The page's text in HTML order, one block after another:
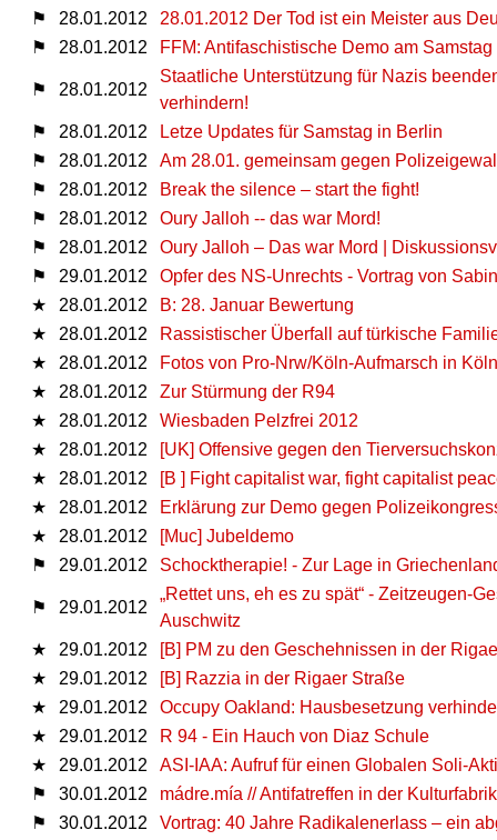
⚑
28.01.2012
28.01.2012 Der Tod ist ein Meister aus
⚑
28.01.2012 FFM: Antifaschistische Demo am Samstag
⚑ 28.01.2012
Staatliche Unterstützung für Nazis
verhindern!
⚑
28.01.2012
Letze Updates für Samstag in Berlin
⚑
28.01.2012
Am 28.01. gemeinsam gegen
⚑
28.01.2012
Break the silence – start the fight!
⚑
28.01.2012
Oury Jalloh -- das war Mord!
⚑
28.01.2012
Oury Jalloh – Das war Mord |
⚑
29.01.2012
Opfer des NS-Unrechts - Vortrag von
★
28.01.2012
B: 28. Januar Bewertung
★
28.01.2012
Rassistischer Überfall auf türkische
★
28.01.2012
Fotos von Pro-Nrw/Köln-Aufmarsch in
★
28.01.2012
Zur Stürmung der R94
★
28.01.2012
Wiesbaden Pelzfrei 2012
★
28.01.2012
[UK] Offensive gegen den
★
28.01.2012
[B ] Fight capitalist war, fight capitalist
★
28.01.2012
Erklärung zur Demo gegen
★
28.01.2012
[Muc] Jubeldemo
⚑
29.01.2012 Schocktherapie! - Zur Lage in
⚑ 29.01.2012
„Rettet uns, eh es zu spät“ - Zeitzeugen-
Auschwitz
★
29.01.2012
[B] PM zu den Geschehnissen in der
★
29.01.2012
[B] Razzia in der Rigaer Straße
★
29.01.2012
Occupy Oakland: Hausbesetzung
★
29.01.2012
R 94 - Ein Hauch von Diaz Schule
★
29.01.2012
ASI-IAA: Aufruf für einen Globalen Soli-
⚑
30.01.2012
mádre.mía // Antifatreffen in der
⚑
30.01.2012
Vortrag: 40 Jahre Radikalenerlass – ein